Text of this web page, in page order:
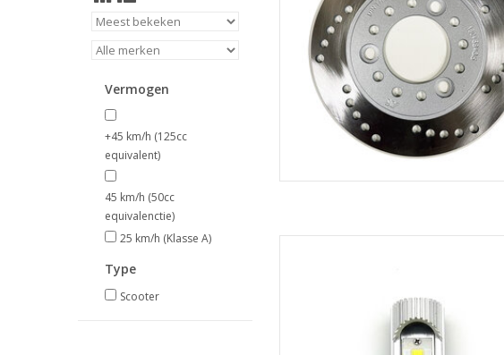
Vermogen
+45 km/h (125cc
equivalent)
45 km/h (50cc
equivalenctie)
25 km/h (Klasse A)
Type
Scooter